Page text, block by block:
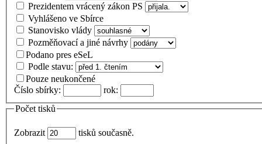
Prezidentem vrácený zákon PS
Vyhlášeno ve Sbírce
Stanovisko vlády
Pozměňovací a jiné návrhy
Podano pres eSeL
Podle stavu:
Pouze neukončené
Číslo sbírky:
rok:
Počet tisků
Zobrazit tisků současně.